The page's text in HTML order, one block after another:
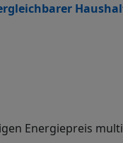
Energiepreis